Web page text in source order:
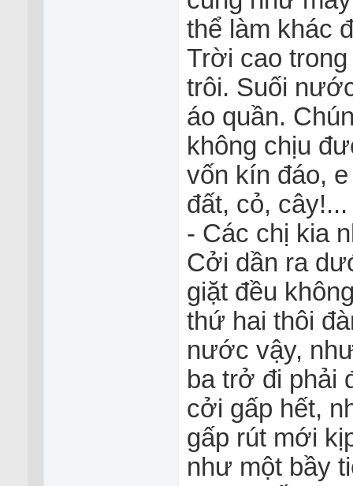
thể làm khác
Trời cao
trôi. Suối
áo quần.
không chịu
vốn kín đáo,
đất, cỏ, cây!...
- Các chị kia
Cởi dần ra
giặt đều
thứ hai thôi
nước vậy,
ba trở đi phải
cởi gấp hết,
gấp rút mới
như một bầy